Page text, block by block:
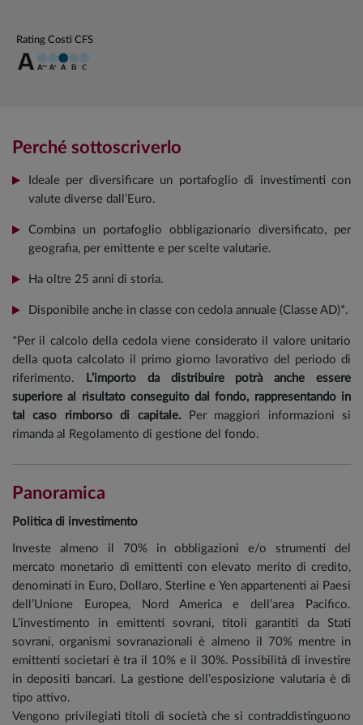
Rating Costi CFS
Perché sottoscriverlo
Ideale per diversificare un portafoglio di investimenti con
valute diverse dall’Euro.
Combina un portafoglio obbligazionario diversificato, per
geografia, per emittente e per scelte valutarie.
Ha oltre 25 anni di storia.
Disponibile anche in classe con cedola annuale (Classe AD)*.
*Per il calcolo della cedola viene considerato il valore unitario
della quota calcolato il primo giorno lavorativo del periodo di
riferimento.
L’importo da distribuire potrà anche essere
superiore al risultato conseguito dal fondo, rappresentando in
tal caso rimborso di capitale.Per maggiori informazioni si
rimanda al Regolamento di gestione del fondo.
Panoramica
Politica di investimento
Investe almeno il 70% in obbligazioni e/o strumenti del
mercato monetario di emittenti con elevato merito di credito,
denominati in Euro, Dollaro, Sterline e Yen appartenenti ai Paesi
dell’Unione Europea, Nord America e dell’area Pacifico.
L’investimento in emittenti sovrani, titoli garantiti da Stati
sovrani, organismi sovranazionali è almeno il 70% mentre in
emittenti societari è tra il 10% e il 30%. Possibilità di investire
in depositi bancari. La gestione dell’esposizione valutaria è di
tipo attivo.
Vengono privilegiati titoli di società che si contraddistinguono